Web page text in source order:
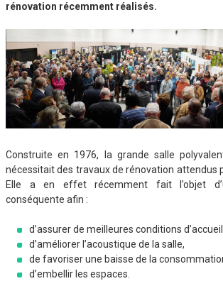
rénovation récemment réalisés.
Construite en 1976, la grande salle
nécessitait des travaux de rénovation attendus
Elle a en effet récemment fait l’objet
conséquente afin :
d’assurer de meilleures conditions
d’améliorer l’acoustique de la salle,
de favoriser une baisse de la
d’embellir les espaces.